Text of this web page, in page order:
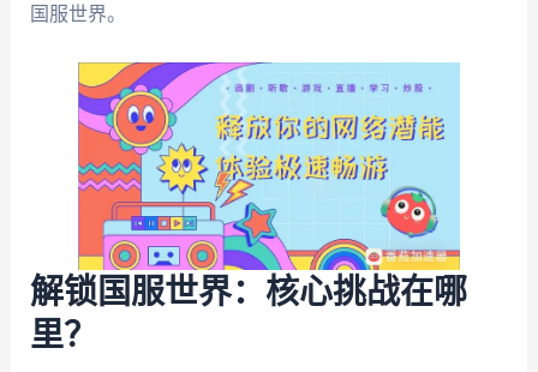
国服世界。
解锁国服世界：核心挑战在哪
里？